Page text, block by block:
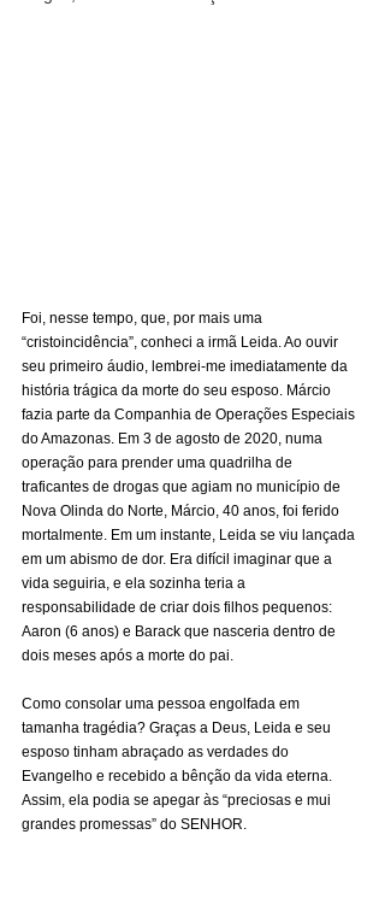
Foi, nesse tempo, que, por mais uma
“cristoincidência”, conheci a irmã Leida. Ao ouvir
seu primeiro áudio, lembrei-me imediatamente da
história trágica da morte do seu esposo. Márcio
fazia parte da Companhia de Operações Especiais
do Amazonas. Em 3 de agosto de 2020, numa
operação para prender uma quadrilha de
traficantes de drogas que agiam no município de
Nova Olinda do Norte, Márcio, 40 anos, foi ferido
mortalmente. Em um instante, Leida se viu lançada
em um abismo de dor. Era difícil imaginar que a
vida seguiria, e ela sozinha teria a
responsabilidade de criar dois filhos pequenos:
Aaron (6 anos) e Barack que nasceria dentro de
dois meses após a morte do pai.
​Como consolar uma pessoa engolfada em
tamanha tragédia? Graças a Deus, Leida e seu
esposo tinham abraçado as verdades do
Evangelho e recebido a bênção da vida eterna.
Assim, ela podia se apegar às “preciosas e mui
grandes promessas” do SENHOR.